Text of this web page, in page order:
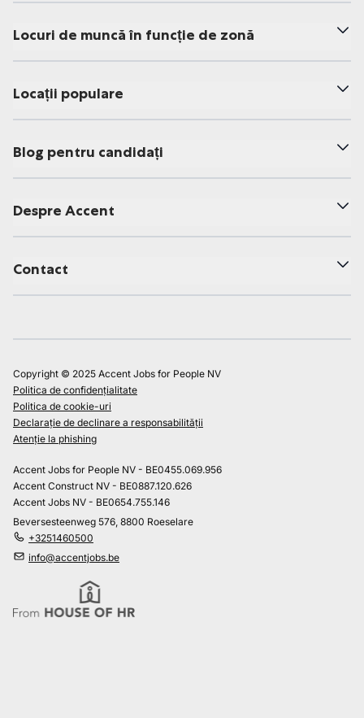
Locuri de muncă în funcție de zonă
Locații populare
Blog pentru candidați
Despre Accent
Contact
Copyright © 2025 Accent Jobs for People NV
Politica de confidențialitate
Politica de cookie-uri
Declarație de declinare a responsabilității
Atenție la phishing
Accent Jobs for People NV - BE0455.069.956
Accent Construct NV - BE0887.120.626
Accent Jobs NV - BE0654.755.146
Beversesteenweg 576, 8800 Roeselare
+3251460500
info@accentjobs.be